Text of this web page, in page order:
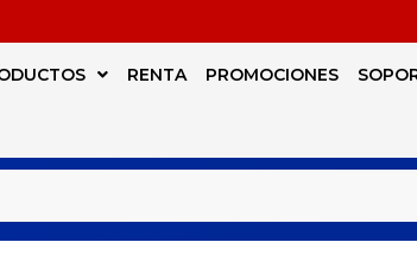
RENTA PROMOCIONES